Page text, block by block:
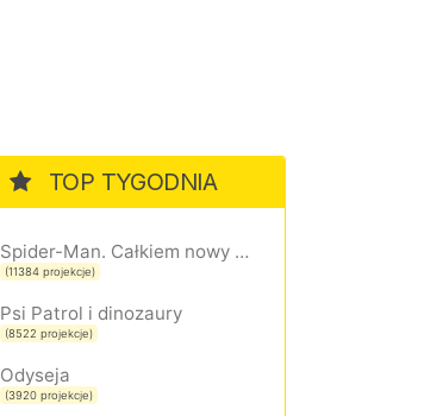
TOP TYGODNIA
Spider-Man. Całkiem nowy dzień
(11384 projekcje)
Psi Patrol i dinozaury
(8522 projekcje)
Odyseja
(3920 projekcje)